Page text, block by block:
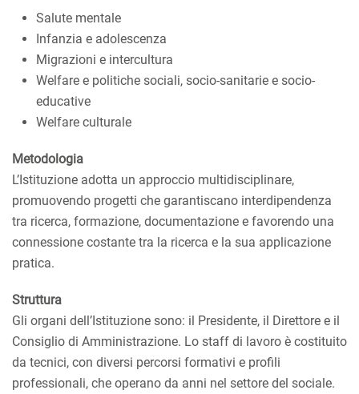
Salute mentale
Infanzia e adolescenza
Migrazioni e intercultura
Welfare e politiche sociali, socio-sanitarie e socio-
educative
Welfare culturale
Metodologia
L’Istituzione adotta un approccio multidisciplinare,
promuovendo progetti che garantiscano interdipendenza
tra ricerca, formazione, documentazione e favorendo una
connessione costante tra la ricerca e la sua applicazione
pratica.
Struttura
Gli organi dell’Istituzione sono: il Presidente, il Direttore e il
Consiglio di Amministrazione. Lo staff di lavoro è costituito
da tecnici, con diversi percorsi formativi e profili
professionali, che operano da anni nel settore del sociale.